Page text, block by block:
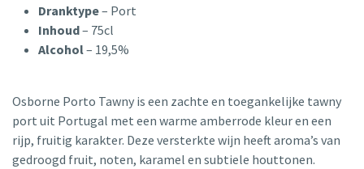
Dranktype– Port
Inhoud– 75cl
Alcohol– 19,5%
Osborne Porto Tawny is een zachte en toegankelijke tawny
port uit Portugal met een warme amberrode kleur en een
rijp, fruitig karakter. Deze versterkte wijn heeft aroma’s van
gedroogd fruit, noten, karamel en subtiele houttonen.